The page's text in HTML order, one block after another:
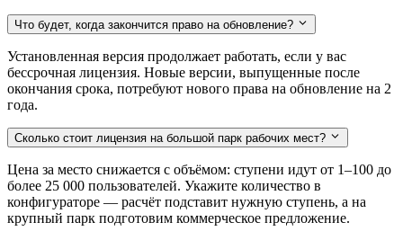
Что будет, когда закончится право на обновление?
Установленная версия продолжает работать, если у вас
бессрочная лицензия. Новые версии, выпущенные после
окончания срока, потребуют нового права на обновление на 2
года.
Сколько стоит лицензия на большой парк рабочих мест?
Цена за место снижается с объёмом: ступени идут от 1–100 до
более 25 000 пользователей. Укажите количество в
конфигураторе — расчёт подставит нужную ступень, а на
крупный парк подготовим коммерческое предложение.